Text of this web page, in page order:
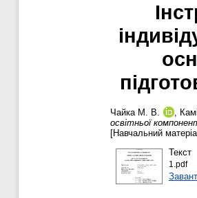
Чайка М. В. ,
освітньої
[Навчальний
Текст
1.pdf